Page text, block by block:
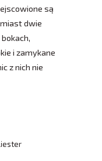
są
dwie
i zamykane
z nich nie